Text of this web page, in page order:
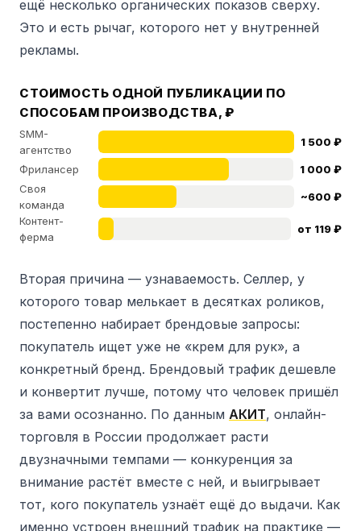
ещё несколько органических показов сверху.
Это и есть рычаг, которого нет у внутренней
рекламы.
СТОИМОСТЬ ОДНОЙ ПУБЛИКАЦИИ ПО
СПОСОБАМ ПРОИЗВОДСТВА, ₽
SMM-
агентство
1 500 ₽
Фрилансер
1 000 ₽
Своя
команда
~600 ₽
Контент-
ферма
от 119 ₽
Вторая причина — узнаваемость. Селлер, у
которого товар мелькает в десятках роликов,
постепенно набирает брендовые запросы:
покупатель ищет уже не «крем для рук», а
конкретный бренд. Брендовый трафик дешевле
и конвертит лучше, потому что человек пришёл
за вами осознанно. По данным АКИТ, онлайн-
торговля в России продолжает расти
двузначными темпами — конкуренция за
внимание растёт вместе с ней, и выигрывает
тот, кого покупатель узнаёт ещё до выдачи. Как
именно устроен внешний трафик на практике —